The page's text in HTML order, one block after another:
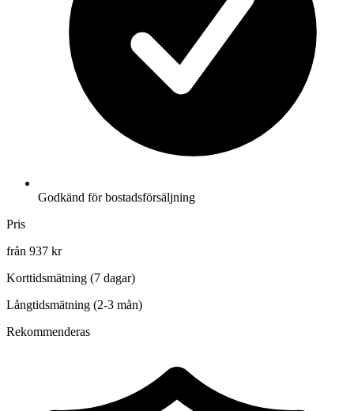
Godkänd för bostadsförsäljning
Pris
från 937 kr
Korttidsmätning (7 dagar)
Långtidsmätning (2-3 mån)
Rekommenderas